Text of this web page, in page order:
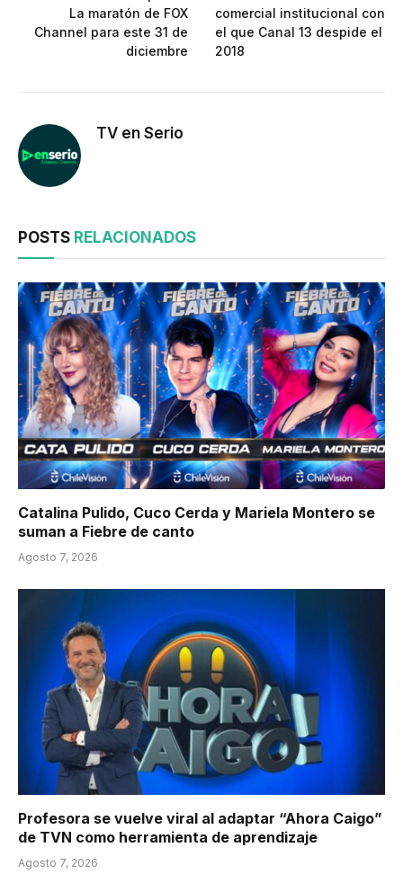
La maratón de FOX
Channel para este 31 de
diciembre
comercial institucional con
el que Canal 13 despide el
2018
TV en Serio
POSTS RELACIONADOS
Catalina Pulido, Cuco Cerda y Mariela Montero se
suman a Fiebre de canto
Agosto 7, 2026
Profesora se vuelve viral al adaptar “Ahora Caigo”
de TVN como herramienta de aprendizaje
Agosto 7, 2026